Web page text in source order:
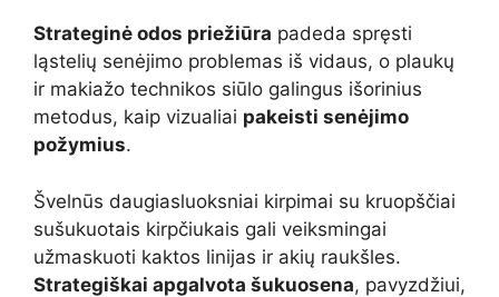
Strateginė odos priežiūra padeda spręsti
ląstelių senėjimo problemas iš vidaus, o plaukų
ir makiažo technikos siūlo galingus išorinius
metodus, kaip vizualiai pakeisti senėjimo
požymius.
Švelnūs daugiasluoksniai kirpimai su kruopščiai
sušukuotais kirpčiukais gali veiksmingai
užmaskuoti kaktos linijas ir akių raukšles.
Strategiškai apgalvota šukuosena, pavyzdžiui,